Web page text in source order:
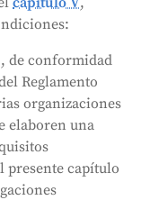
considera que
requisitos,
, editado por nosotros.
de conformidad
Reglamento
organizaciones
elaboren una
presente capítulo